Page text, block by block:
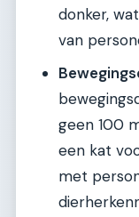
donker,
van
geen 100
een kat
met